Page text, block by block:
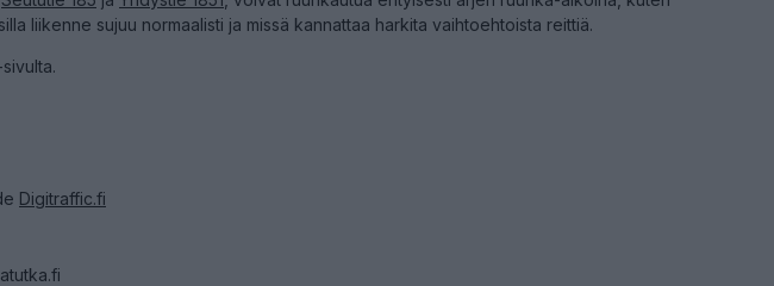
liikenne sujuu normaalisti ja missä kannattaa harkita vaihtoehtoista reittiä.
sivulta.
Digitraffic.fi